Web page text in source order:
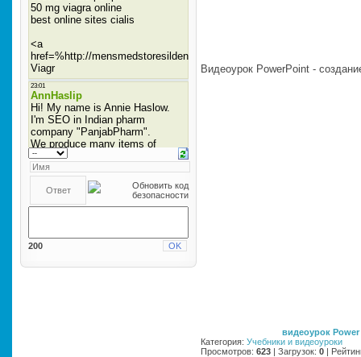
200
Видеоурок PowerPoint -
видеоурок
Категория: Учебники и видеоуроки
Просмотров: 623 | Загрузок: 0 |